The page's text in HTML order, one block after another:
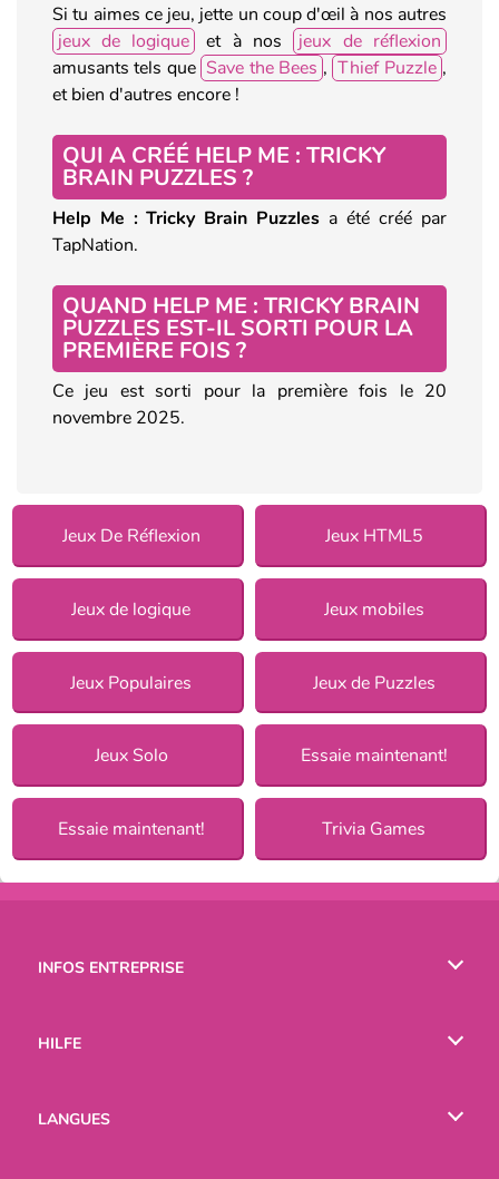
Si tu aimes ce jeu, jette un coup d'œil à nos autres
jeux de logique
et à nos
jeux de réflexion
amusants tels que Save the Bees , Thief Puzzle ,
et bien d'autres encore !
QUI A CRÉÉ HELP ME : TRICKY
BRAIN PUZZLES ?
Help Me : Tricky Brain Puzzles a été créé par
TapNation.
QUAND HELP ME : TRICKY BRAIN
PUZZLES EST-IL SORTI POUR LA
PREMIÈRE FOIS ?
Ce jeu est sorti pour la première fois le 20
novembre 2025.
Jeux De Réflexion Jeux HTML5
Jeux de logique Jeux mobiles
Jeux Populaires Jeux de Puzzles
Jeux Solo Essaie maintenant!
Essaie maintenant! Trivia Games
INFOS ENTREPRISE
HILFE
LANGUES